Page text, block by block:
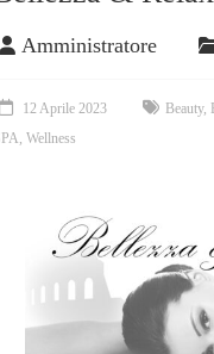
Amministratore
12 Aprile 2023 Beauty,
, Wellness